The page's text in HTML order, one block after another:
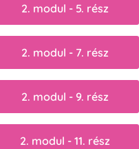
2. modul - 5. rész
2. modul - 7. rész
2. modul - 9. rész
2. modul - 11. rész